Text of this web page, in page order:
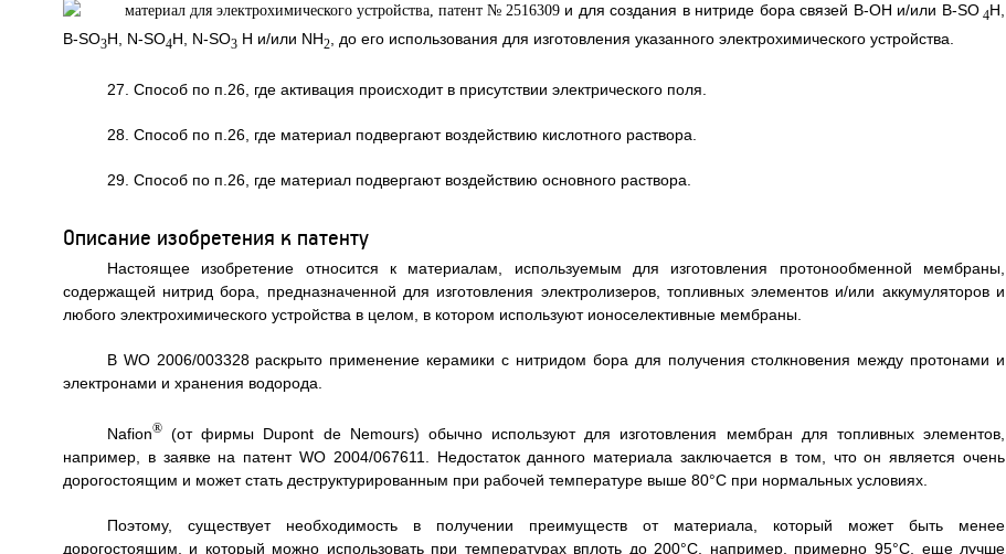
и для создания в нитриде бора связей B-OH и/или B-SO 4H,
B-SO3H, N-SO4H, N-SO3H и/или NH2, до его использования для изготовления указанного электрохимического устройства.
27. Способ по п.26, где активация происходит в присутствии электрического поля.
28. Способ по п.26, где материал подвергают воздействию кислотного раствора.
29. Способ по п.26, где материал подвергают воздействию основного раствора.
Описание изобретения к патенту
Настоящее изобретение относится к материалам, используемым для изготовления протонообменной мембраны,
содержащей нитрид бора, предназначенной для изготовления электролизеров, топливных элементов и/или аккумуляторов и
любого электрохимического устройства в целом, в котором используют ионоселективные мембраны.
В WO 2006/003328 раскрыто применение керамики с нитридом бора для получения столкновения между протонами и
электронами и хранения водорода.
Nafion®(от фирмы Dupont de Nemours) обычно используют для изготовления мембран для топливных элементов,
например, в заявке на патент WO 2004/067611. Недостаток данного материала заключается в том, что он является очень
дорогостоящим и может стать деструктурированным при рабочей температуре выше 80°C при нормальных условиях.
Поэтому, существует необходимость в получении преимуществ от материала, который может быть менее
дорогостоящим, и который можно использовать при температурах вплоть до 200°C, например, примерно 95°C, еще лучше